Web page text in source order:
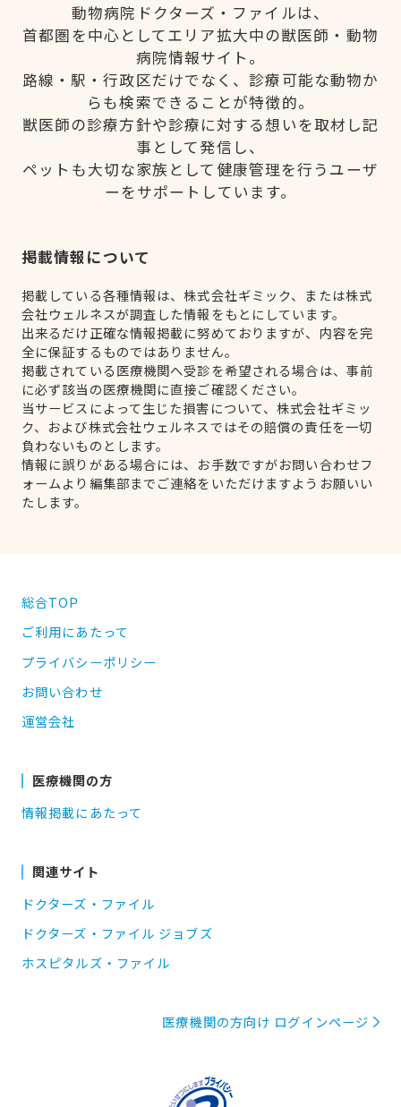
動物病院ドクターズ・ファイルは、
首都圏を中心としてエリア拡大中の獣医師・動物
病院情報サイト。
路線・駅・行政区だけでなく、診療可能な動物か
らも検索できることが特徴的。
獣医師の診療方針や診療に対する想いを取材し記
事として発信し、
ペットも大切な家族として健康管理を行うユーザ
ーをサポートしています。
掲載情報について
掲載している各種情報は、株式会社ギミック、または株式
会社ウェルネスが調査した情報をもとにしています。
出来るだけ正確な情報掲載に努めておりますが、内容を完
全に保証するものではありません。
掲載されている医療機関へ受診を希望される場合は、事前
に必ず該当の医療機関に直接ご確認ください。
当サービスによって生じた損害について、株式会社ギミッ
ク、および株式会社ウェルネスではその賠償の責任を一切
負わないものとします。
情報に誤りがある場合には、お手数ですがお問い合わせフ
ォームより編集部までご連絡をいただけますようお願いい
たします。
総合TOP
ご利用にあたって
プライバシーポリシー
お問い合わせ
運営会社
医療機関の方
情報掲載にあたって
関連サイト
ドクターズ・ファイル
ドクターズ・ファイル ジョブズ
ホスピタルズ・ファイル
医療機関の方向け ログインページ